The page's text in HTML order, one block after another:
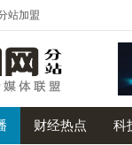
站加盟
财经热点 科